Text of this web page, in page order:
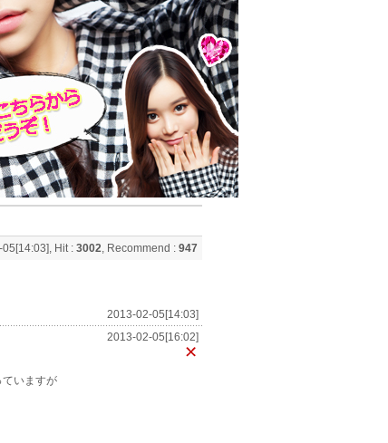
Hit : 3002, Recommend : 947
2013-02-05[14:03]
いますが
2013-02-05[16:02]